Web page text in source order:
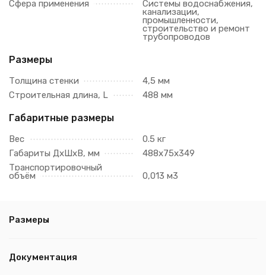
Сфера применения
Системы водоснабжения,
канализации,
промышленности,
строительство и ремонт
трубопроводов
Размеры
Толщина стенки
4,5 мм
Строительная длина, L
488 мм
Габаритные размеры
Вес
0.5 кг
Габариты ДхШхВ, мм
488х75х349
Транспортировочный
объём 0,013 м3
Размеры
Документация